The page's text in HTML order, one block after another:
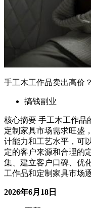
核心摘要 手工木工作品
定制家具市场需求旺盛
计能力和工艺水平，可
定的客户来源和合理的
集、建立客户口碑、优